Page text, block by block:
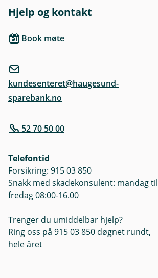
Hjelp og kontakt
Book møte
kundesenteret@haugesund-
sparebank.no
52 70 50 00
Telefontid
Forsikring: 915 03 850
Snakk med skadekonsulent: mandag til
fredag 08:00-16.00
Trenger du umiddelbar hjelp?
Ring oss på 915 03 850 døgnet rundt,
hele året